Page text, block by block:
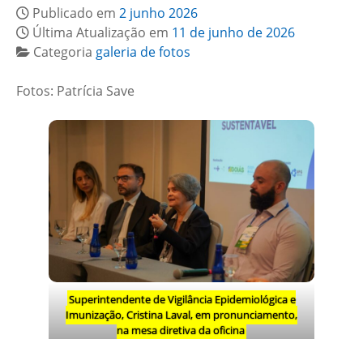
Publicado em 2 junho 2026
Última Atualização em 11 de junho de 2026
Categoria galeria de fotos
Fotos: Patrícia Save
Superintendente de Vigilância Epidemiológica e
Imunização, Cristina Laval, em pronunciamento,
na mesa diretiva da oficina